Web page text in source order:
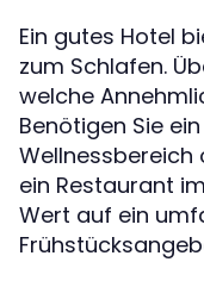
Ein gutes Hotel
zum Schlafen.
welche
Benötigen Sie
Wellnessbereich
ein Restaurant
Wert auf ein